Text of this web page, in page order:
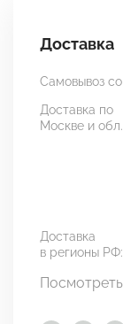
Доставка
Самовывоз
Доставка по
Москве и
Доставка
в регионы РФ: